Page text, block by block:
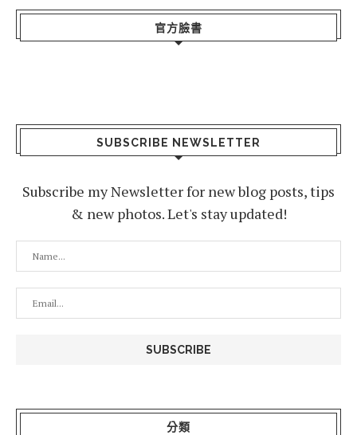
官方臉書
SUBSCRIBE NEWSLETTER
Subscribe my Newsletter for new blog posts, tips
& new photos. Let's stay updated!
分類